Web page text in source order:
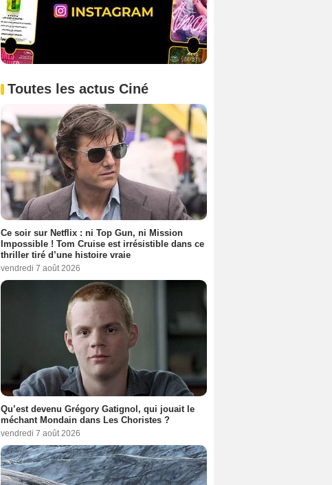
Toutes les actus Ciné
Ce soir sur Netflix : ni Top Gun, ni Mission
Impossible ! Tom Cruise est irrésistible dans ce
thriller tiré d’une histoire vraie
vendredi 7 août 2026
Qu’est devenu Grégory Gatignol, qui jouait le
méchant Mondain dans Les Choristes ?
vendredi 7 août 2026